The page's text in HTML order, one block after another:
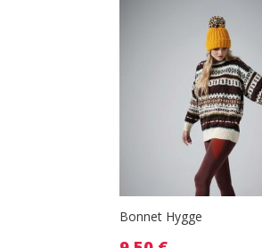
Bonnet Hygge